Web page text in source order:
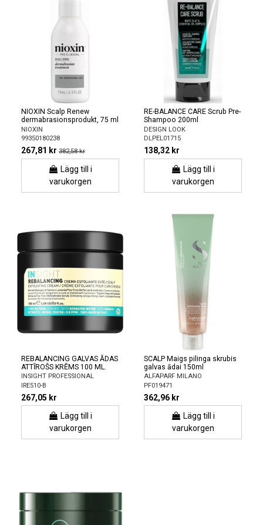
NIOXIN Scalp Renew
dermabrasionsprodukt, 75 ml
NIOXIN
99350180238
267,81 kr 382,58 kr
Lägg till i
varukorgen
RE-BALANCE CARE Scrub Pre-
Shampoo 200ml
DESIGN LOOK
DLPEL01715
138,32 kr
Lägg till i
varukorgen
REBALANCING GALVAS ĀDAS
ATTĪROŠS KRĒMS 100 ML.
INSIGHT PROFESSIONAL
IRE510-B
267,05 kr
Lägg till i
varukorgen
SCALP Maigs pilinga skrubis
galvas ādai 150ml
ALFAPARF MILANO
PF019471
362,96 kr
Lägg till i
varukorgen